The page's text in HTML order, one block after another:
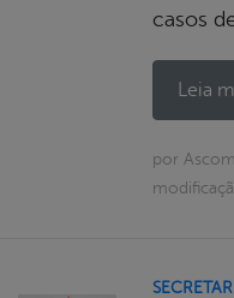
casos
Leia
por